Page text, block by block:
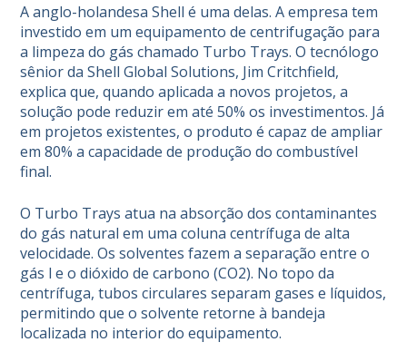
A anglo-holandesa Shell é uma delas. A empresa tem
investido em um equipamento de centrifugação para
a limpeza do gás chamado Turbo Trays. O tecnólogo
sênior da Shell Global Solutions, Jim Critchfield,
explica que, quando aplicada a novos projetos, a
solução pode reduzir em até 50% os investimentos. Já
em projetos existentes, o produto é capaz de ampliar
em 80% a capacidade de produção do combustível
final.
O Turbo Trays atua na absorção dos contaminantes
do gás natural em uma coluna centrífuga de alta
velocidade. Os solventes fazem a separação entre o
gás l e o dióxido de carbono (CO2). No topo da
centrífuga, tubos circulares separam gases e líquidos,
permitindo que o solvente retorne à bandeja
localizada no interior do equipamento.